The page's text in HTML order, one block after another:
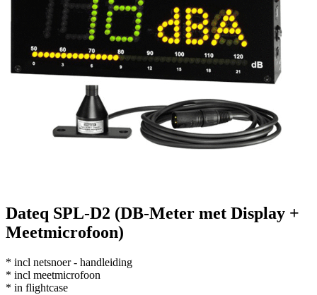
Dateq SPL-D2 (DB-Meter met Display +
Meetmicrofoon)
* incl netsnoer - handleiding
* incl meetmicrofoon
* in flightcase